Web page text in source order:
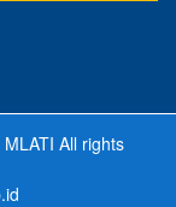
All rights